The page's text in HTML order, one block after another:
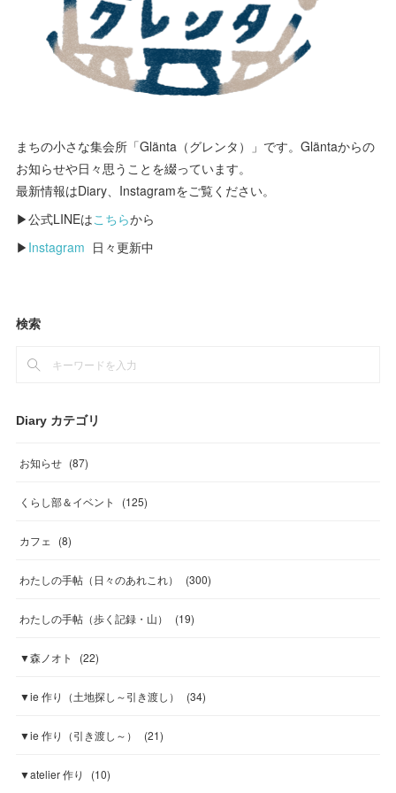
まちの小さな集会所「Glänta（グレンタ）」です。Gläntaからの
お知らせや日々思うことを綴っています。
最新情報はDiary、Instagramをご覧ください。
▶公式LINEはこちらから
▶ Instagram 日々更新中
検索
Diary カテゴリ
お知らせ (87)
くらし部＆イベント (125)
カフェ (8)
わたしの手帖（日々のあれこれ） (300)
わたしの手帖（歩く記録・山） (19)
▼森ノオト (22)
▼ie 作り（土地探し～引き渡し） (34)
▼ie 作り（引き渡し～） (21)
▼atelier 作り (10)